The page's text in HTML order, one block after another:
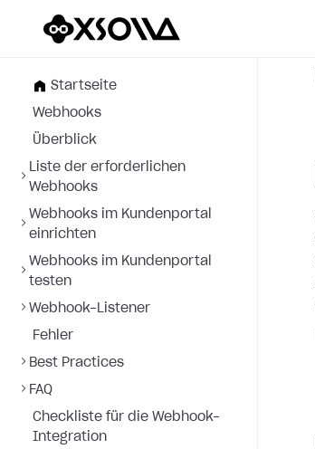
Startseite
Webhooks
Überblick
Liste der erforderlichen
Webhooks
Webhooks im Kundenportal
einrichten
Webhooks im Kundenportal
testen
Webhook-Listener
Fehler
Best Practices
FAQ
Checkliste für die Webhook-
Integration